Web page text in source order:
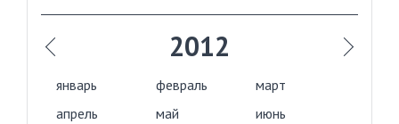
2012
январь февраль
март
апрель
май
июнь